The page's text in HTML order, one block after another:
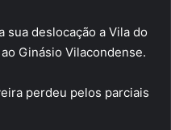
sua deslocação a Vila do
Ginásio Vilacondense.
perdeu pelos parciais